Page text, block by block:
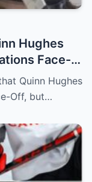
Hughes
Face-
in
conflict
Quinn Hughes
Off, but…